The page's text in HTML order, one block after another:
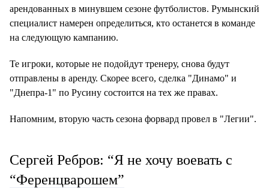
арендованных в минувшем сезоне футболистов. Румынский
специалист намерен определиться, кто останется в команде
на следующую кампанию.
Те игроки, которые не подойдут тренеру, снова будут
отправлены в аренду. Скорее всего, сделка "Динамо" и
"Днепра-1" по Русину состоится на тех же правах.
Напомним, вторую часть сезона форвард провел в "Легии".
Сергей Ребров: “Я не хочу воевать с
“Ференцварошем”